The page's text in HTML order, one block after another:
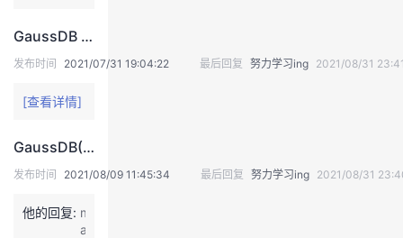
藏
GaussDB DWS中的内存资源配置实践
发布时间 2021/07/31 19:04:22 最后回复 努力学习ing 2021/08/31
[查看详情]
GaussDB(DWS)实践系列-日常硬件巡检指导
发布时间 2021/08/09 11:45:34 最后回复 努力学习ing 2021/08/31
他的回复: m
a